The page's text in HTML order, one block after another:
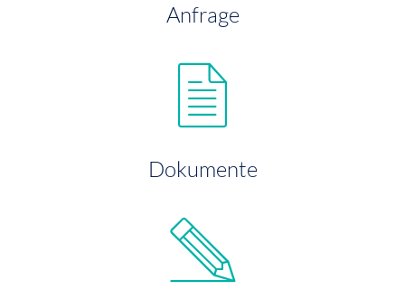
Anfrage
Dokumente